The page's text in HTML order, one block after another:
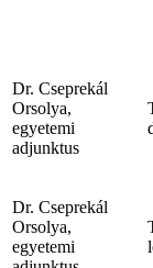
Dr. Cseprekál
Orsolya,
egyetemi
adjunktus
Dr. Cseprekál
Orsolya,
egyetemi